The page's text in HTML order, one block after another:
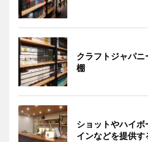
クラフトジャパ
棚
ショットやハイ
インなどを提供す